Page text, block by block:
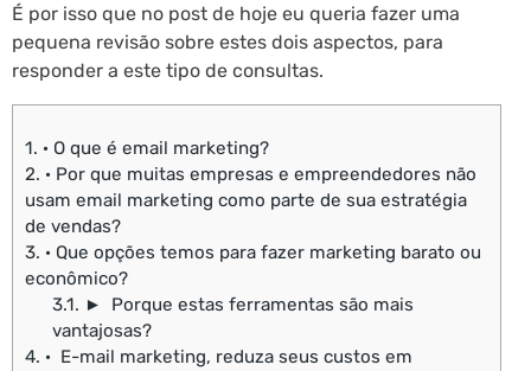
É por isso que no post de hoje eu queria fazer uma
pequena revisão sobre estes dois aspectos, para
responder a este tipo de consultas.
1. · O que é email marketing?
2. · Por que muitas empresas e empreendedores não
usam email marketing como parte de sua estratégia
de vendas?
3. · Que opções temos para fazer marketing barato ou
econômico?
3.1. ► Porque estas ferramentas são mais
vantajosas?
4. · E-mail marketing, reduza seus custos em